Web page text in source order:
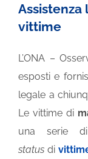
vittime
L’ONA –
esposti e
legale a
Le vittime di
una serie
status di